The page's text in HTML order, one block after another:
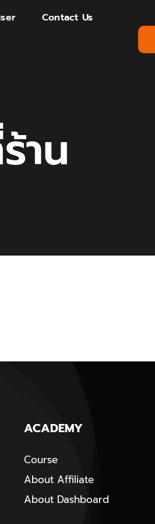
Contact Us
าน
ACADEMY
Course
About Affiliate
About Dashboard